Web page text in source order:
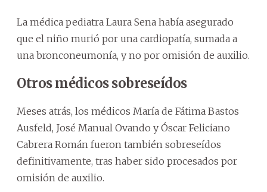
La médica pediatra Laura Sena había asegurado
que el niño murió por una cardiopatía, sumada a
una bronconeumonía, y no por omisión de auxilio.
Otros médicos sobreseídos
Meses atrás, los médicos María de Fátima Bastos
Ausfeld, José Manual Ovando y Óscar Feliciano
Cabrera Román fueron también sobreseídos
definitivamente, tras haber sido procesados por
omisión de auxilio.